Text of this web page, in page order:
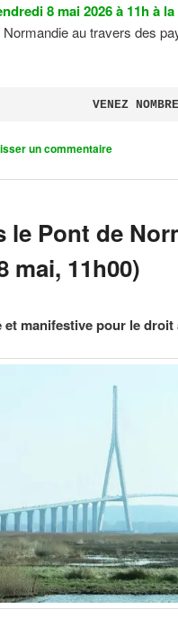
8 mai 2026 à 11h à
au travers des
VENEZ
un commentaire
le Pont de
mai, 11h00)
manifestive pour le